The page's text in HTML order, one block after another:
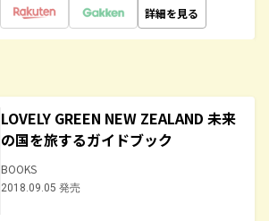
詳細を見る
LOVELY GREEN NEW ZEALAND 未来
の国を旅するガイドブック
BOOKS
2018.09.05 発売